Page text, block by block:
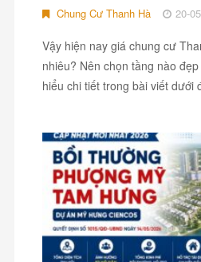
Chung Cư Thanh Hà 20-
Vậy hiện nay giá chung cư
nhiêu? Nên chọn tầng nào
hiểu chi tiết trong bài viết dưới